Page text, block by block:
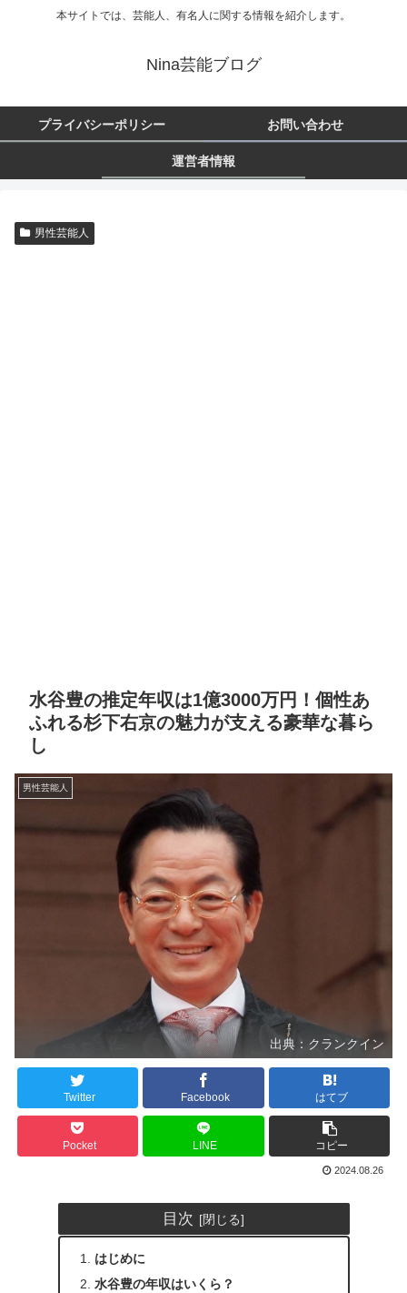
本サイトでは、芸能人、有名人に関する情報を紹介します。
Nina芸能ブログ
プライバシーポリシー お問い合わせ
運営者情報
男性芸能人
水谷豊の推定年収は1億3000万円！個性あ
ふれる杉下右京の魅力が支える豪華な暮ら
し
男性芸能人
出典：クランクイン
Twitter Facebook はてブ
Pocket LINE コピー
2024.08.26
目次
はじめに
水谷豊の年収はいくら？